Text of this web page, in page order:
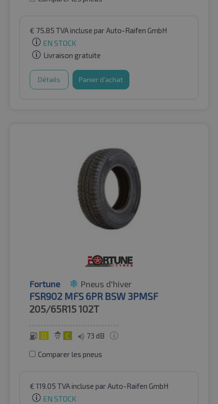
€ 75.85 TVA incluse par Auto-Raifen GmbH
EN STOCK
Livraison gratuite
Détails Panier d'achat
Fortune Pneus d'hiver
FSR902 MFS 6PR BSW 3PMSF
205/65R15102T
D C 73 dB
Comparer les pneus
€ 119.05 TVA incluse par Auto-Raifen GmbH
EN STOCK